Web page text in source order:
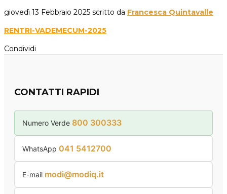
giovedì 13 Febbraio 2025 scritto da Francesca Quintavalle
RENTRI-VADEMECUM-2025
Condividi
CONTATTI RAPIDI
Numero Verde 800 300333
WhatsApp 041 5412700
E-mail modi@modiq.it